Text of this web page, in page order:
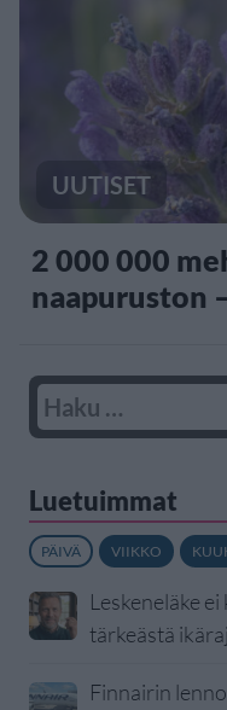
UUTISET
2 000 000
naapuruston
Luetuimmat
PÄIVÄ VIIKKO
Leskeneläke
tärkeästä
Finnairin